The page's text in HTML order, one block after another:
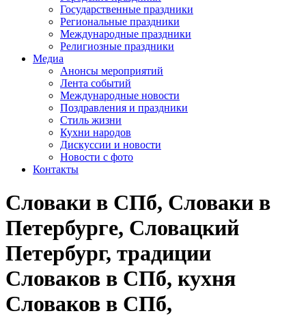
Государственные праздники
Региональные праздники
Международные праздники
Религиозные праздники
Медиа
Анонсы мероприятий
Лента событий
Международные новости
Поздравления и праздники
Cтиль жизни
Кухни народов
Дискуссии и новости
Новости с фото
Контакты
Словаки в СПб, Словаки в
Петербурге, Словацкий
Петербург, традиции
Словаков в СПб, кухня
Словаков в СПб,